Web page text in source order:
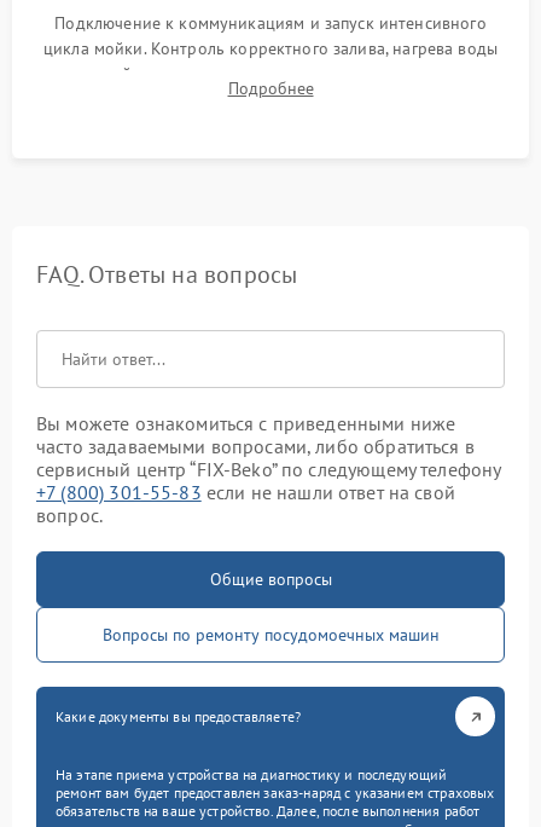
Подключение к коммуникациям и запуск интенсивного
цикла мойки. Контроль корректного залива, нагрева воды
до нужной температуры, отсутствия посторонних шумов,
штатного слива и абсолютной сухости в поддоне.
Подробнее
FAQ. Ответы на вопросы
Вы можете ознакомиться с приведенными ниже
часто задаваемыми вопросами, либо обратиться в
сервисный центр “FIX-Beko” по следующему телефону
+7 (800) 301-55-83 если не нашли ответ на свой
вопрос.
Общие вопросы
Вопросы по ремонту посудомоечных машин
Какие документы вы предоставляете?
На этапе приема устройства на диагностику и последующий
ремонт вам будет предоставлен заказ-наряд с указанием страховых
обязательств на ваше устройство. Далее, после выполнения работ